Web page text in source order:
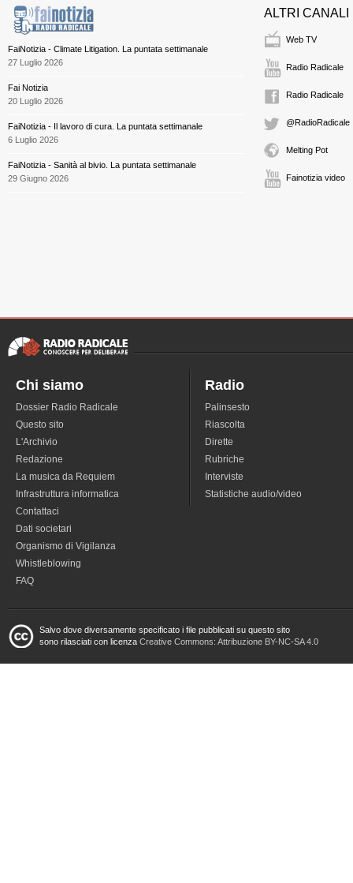
FaiNotizia - Climate Litigation. La puntata settimanale
27 Luglio 2026
Fai Notizia
20 Luglio 2026
FaiNotizia - Il lavoro di cura. La puntata settimanale
6 Luglio 2026
FaiNotizia - Sanità al bivio. La puntata settimanale
29 Giugno 2026
ALTRI CANALI
Web TV
Radio Radicale
Radio Radicale
@RadioRadicale
Melting Pot
Fainotizia video
Chi siamo
Dossier Radio Radicale
Questo sito
L'Archivio
Redazione
La musica da Requiem
Infrastruttura informatica
Contattaci
Dati societari
Organismo di Vigilanza
Whistleblowing
FAQ
Radio
Palinsesto
Riascolta
Dirette
Rubriche
Interviste
Statistiche audio/video
Salvo dove diversamente specificato i file pubblicati su questo sito
sono rilasciati con licenza Creative Commons: Attribuzione BY-NC-SA 4.0